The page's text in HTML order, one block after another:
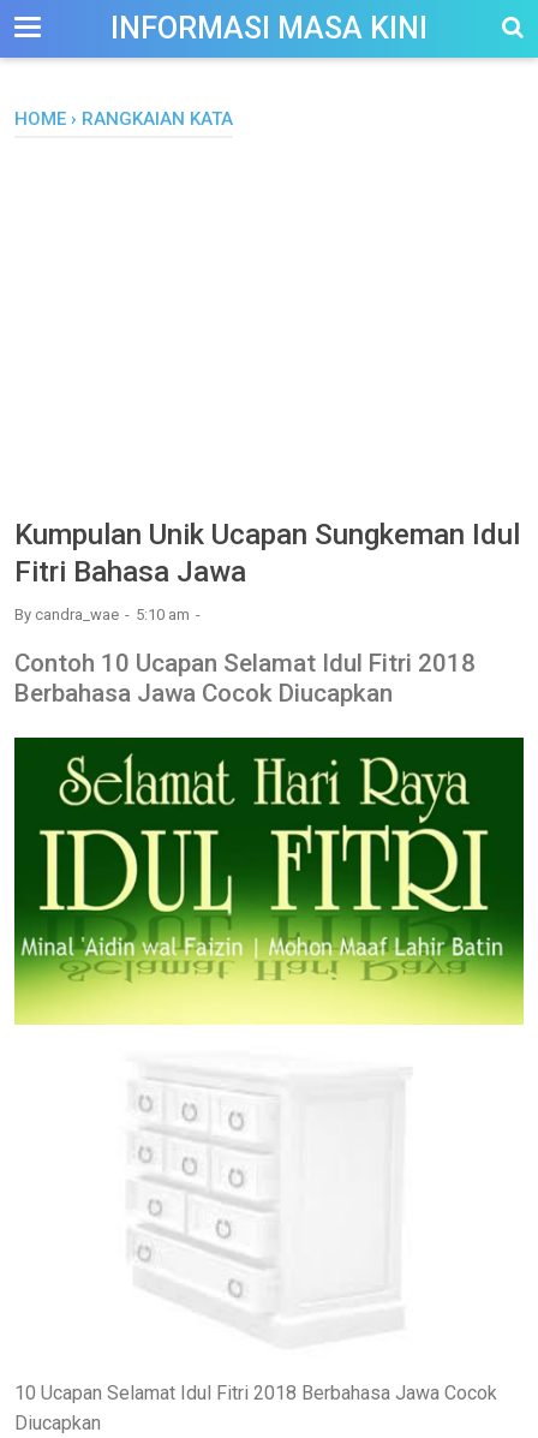
--> INFORMASI MASA KINI
HOME › RANGKAIAN KATA
Kumpulan Unik Ucapan Sungkeman Idul
Fitri Bahasa Jawa
By candra_wae 5:10 am
Contoh 10 Ucapan Selamat Idul Fitri 2018
Berbahasa Jawa Cocok Diucapkan
10 Ucapan Selamat Idul Fitri 2018 Berbahasa Jawa Cocok
Diucapkan